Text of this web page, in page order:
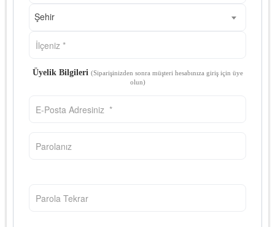
Şehir
Üyelik Bilgileri (Siparişinizden sonra müşteri hesabınıza giriş için üye
olun)